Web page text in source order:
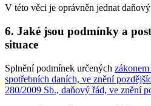
V této věci je oprávněn jednat
6. Jaké jsou podmínky a
situace
Splnění podmínek určených
spotřebních daních, ve znění
280/2009 Sb., daňový řád, ve znění